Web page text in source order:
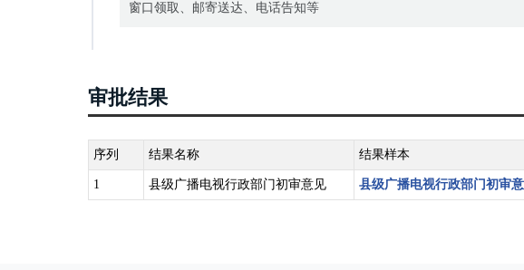
窗口领取、邮寄送达、电话告知等
审批结果
序列 结果名称 结果样本
1 县级广播电视行政部门初审意见 县级广播电视行政部门初审